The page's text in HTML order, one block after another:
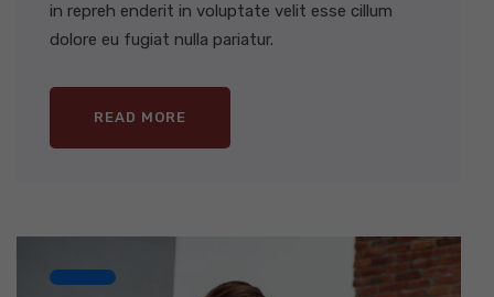
in repreh enderit in voluptate velit esse cillum
dolore eu fugiat nulla pariatur.
READ MORE